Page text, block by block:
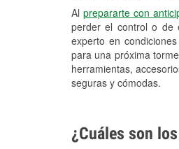
Alprepararte con
perder el control o de
experto en
para una próxima
herramientas,
seguras y cómodas.
¿Cuáles son